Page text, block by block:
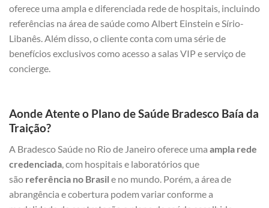
oferece uma ampla e diferenciada rede de hospitais, incluindo
referências na área de saúde como Albert Einstein e Sírio-
Libanês. Além disso, o cliente conta com uma série de
benefícios exclusivos como acesso a salas VIP e serviço de
concierge.
Aonde Atente o Plano de Saúde Bradesco Baía da
Traição?
A Bradesco Saúde no Rio de Janeiro oferece uma ampla rede
credenciada , com hospitais e laboratórios que
são referência no Brasil e no mundo. Porém, a área de
abrangência e cobertura podem variar conforme a